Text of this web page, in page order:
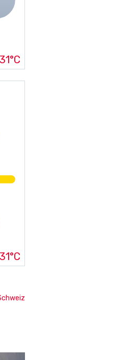
31°C
31°C